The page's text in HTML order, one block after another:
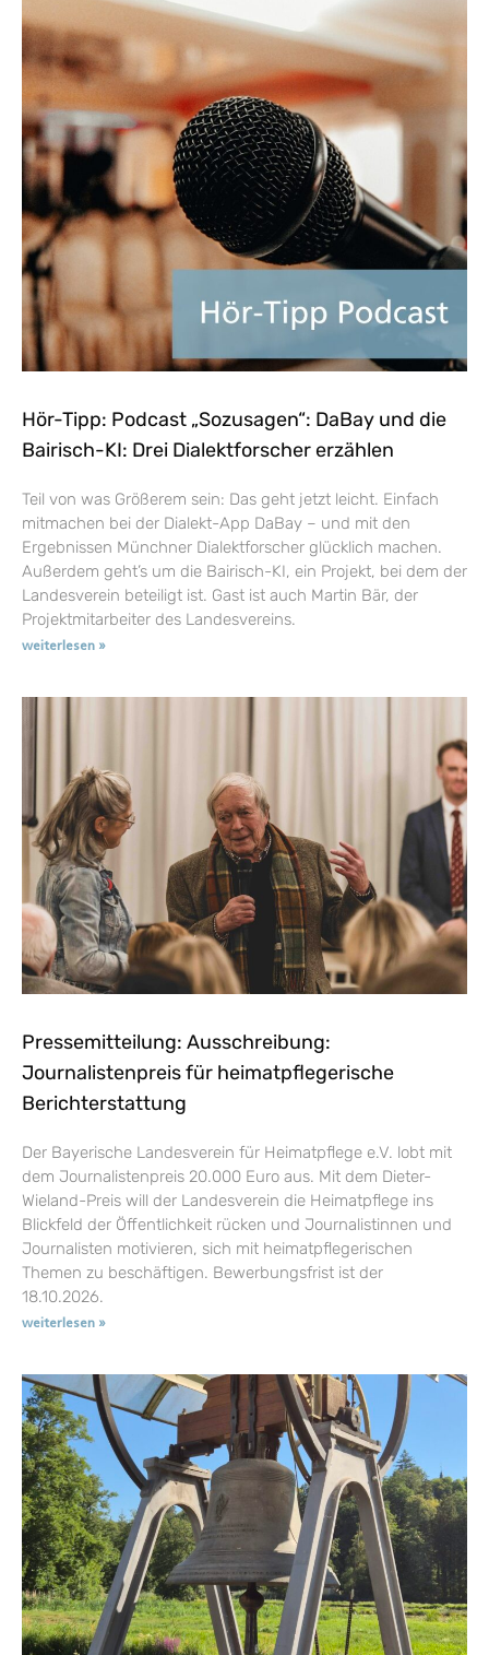
Hör-Tipp: Podcast „Sozusagen“: DaBay und die
Bairisch-KI: Drei Dialektforscher erzählen
Teil von was Größerem sein: Das geht jetzt leicht. Einfach
mitmachen bei der Dialekt-App DaBay – und mit den
Ergebnissen Münchner Dialektforscher glücklich machen.
Außerdem geht’s um die Bairisch-KI, ein Projekt, bei dem der
Landesverein beteiligt ist. Gast ist auch Martin Bär, der
Projektmitarbeiter des Landesvereins.
weiterlesen »
Pressemitteilung: Ausschreibung:
Journalistenpreis für heimatpflegerische
Berichterstattung
Der Bayerische Landesverein für Heimatpflege e.V. lobt mit
dem Journalistenpreis 20.000 Euro aus. Mit dem Dieter-
Wieland-Preis will der Landesverein die Heimatpflege ins
Blickfeld der Öffentlichkeit rücken und Journalistinnen und
Journalisten motivieren, sich mit heimatpflegerischen
Themen zu beschäftigen. Bewerbungsfrist ist der
18.10.2026.
weiterlesen »